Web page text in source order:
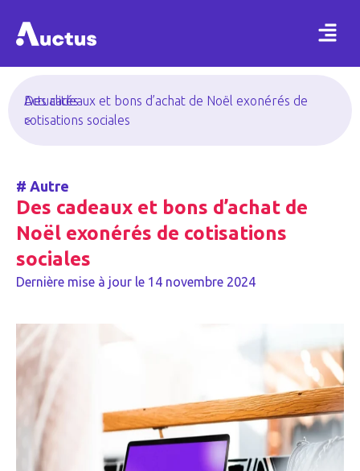
Actualités
>
Des cadeaux et bons d’achat de Noël exonérés de
cotisations sociales
# Autre
Des cadeaux et bons d’achat de
Noël exonérés de cotisations
sociales
Dernière mise à jour le 14 novembre 2024